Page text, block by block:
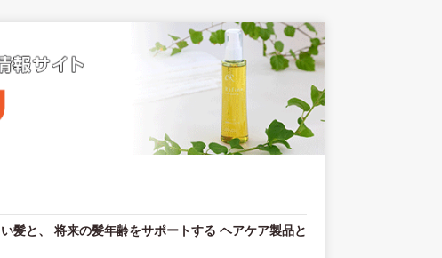
髪と、 将来の髪年齢をサポートする ヘアケア製品と